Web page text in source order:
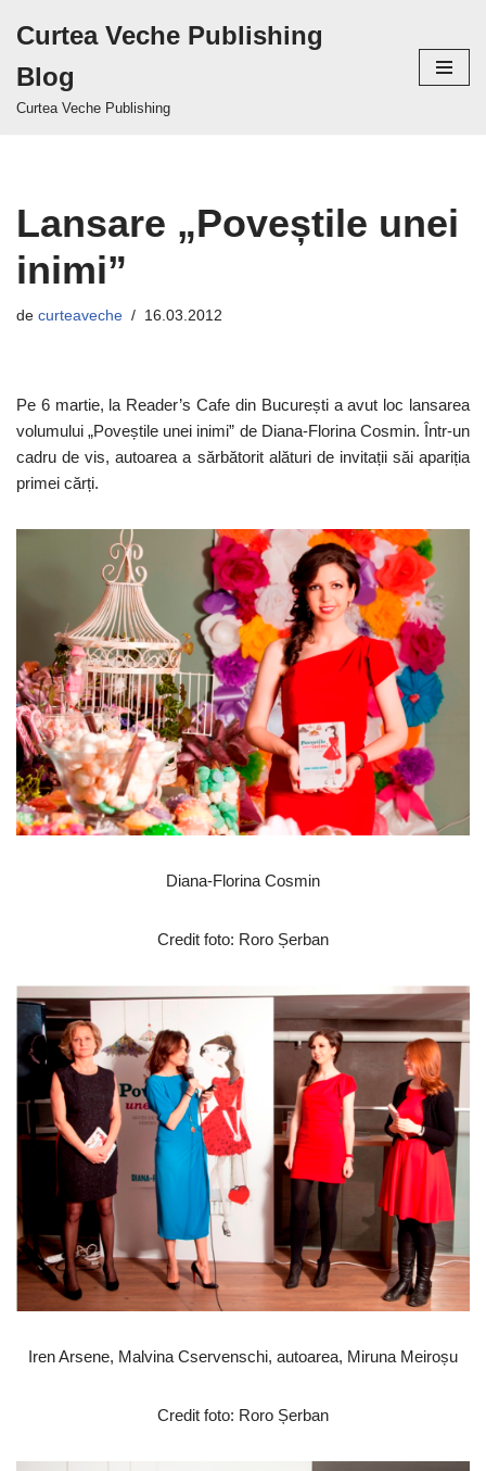
la
conținut
Curtea Veche Publishing
Blog
Curtea Veche Publishing
Lansare „Poveștile unei
inimi”
de curteaveche 16.03.2012
Pe 6 martie, la Reader’s Cafe din București a avut loc lansarea
volumului „Poveștile unei inimi” de Diana-Florina Cosmin. Într-un
cadru de vis, autoarea a sărbătorit alături de invitații săi apariția
primei cărți.
Diana-Florina Cosmin
Credit foto: Roro Șerban
Iren Arsene, Malvina Cservenschi, autoarea, Miruna Meiroșu
Credit foto: Roro Șerban